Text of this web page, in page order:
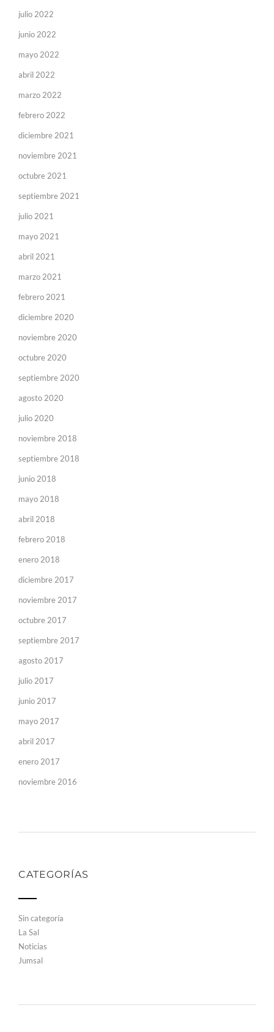
julio 2022
junio 2022
mayo 2022
abril 2022
marzo 2022
febrero 2022
diciembre 2021
noviembre 2021
octubre 2021
septiembre 2021
julio 2021
mayo 2021
abril 2021
marzo 2021
febrero 2021
diciembre 2020
noviembre 2020
octubre 2020
septiembre 2020
agosto 2020
julio 2020
noviembre 2018
septiembre 2018
junio 2018
mayo 2018
abril 2018
febrero 2018
enero 2018
diciembre 2017
noviembre 2017
octubre 2017
septiembre 2017
agosto 2017
julio 2017
junio 2017
mayo 2017
abril 2017
enero 2017
noviembre 2016
CATEGORÍAS
Sin categoría
La Sal
Noticias
Jumsal